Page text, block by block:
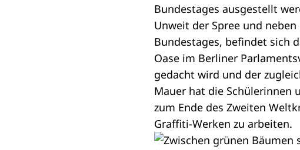
Bundestages ausgestellt
Unweit der Spree und
Bundestages, befindet sich
Oase im Berliner
gedacht wird und der
Mauer hat die Schülerinnen
zum Ende des Zweiten
Graffiti-Werken zu arbeiten.